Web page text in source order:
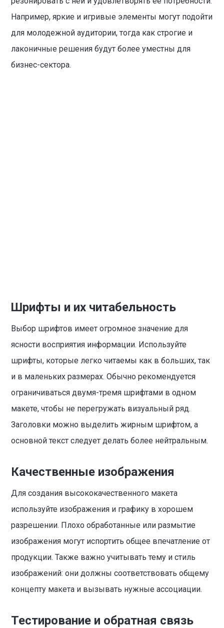
Например, яркие и игривые элементы могут подойти
для молодежной аудитории, тогда как строгие и
лаконичные решения будут более уместны для
бизнес-сектора.
Шрифты и их читабельность
Выбор шрифтов имеет огромное значение для
ясности восприятия информации. Используйте
шрифты, которые легко читаемы как в больших, так
и в маленьких размерах. Обычно рекомендуется
ограничиваться двумя-тремя шрифтами в одном
макете, чтобы не перегружать визуальный ряд.
Заголовки можно выделить жирным шрифтом, а
основной текст следует делать более нейтральным.
Качественные изображения
Для создания высококачественного макета
используйте изображения и графику в хорошем
разрешении. Плохо обработанные или размытие
изображения могут испортить общее впечатление от
продукции. Также важно учитывать тему и стиль
изображений: они должны соответствовать общему
концепту макета и вызывать нужные ассоциации.
Тестирование и обратная связь